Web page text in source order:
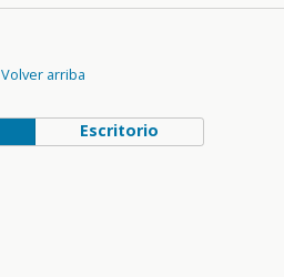
Volver arriba
Escritorio